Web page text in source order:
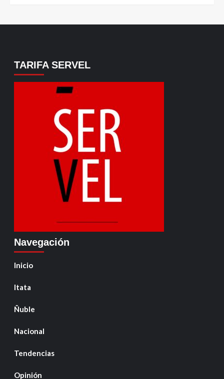
TARIFA SERVEL
Navegación
Inicio
Itata
Ñuble
Nacional
Tendencias
Opinión